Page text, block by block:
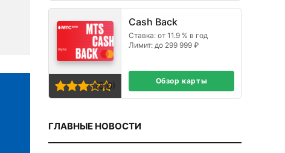
Cash Back
Ставка: от 11.9 % в год
Лимит: до 299 999 ₽
(3,0) Обзор карты
ГЛАВНЫЕ НОВОСТИ